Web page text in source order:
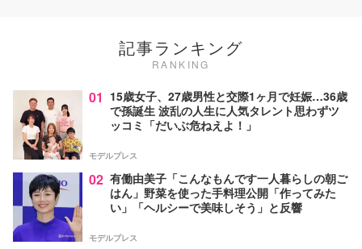
記事ランキング
RANKING
01 15歳女子、27歳男性と交際1ヶ月で妊娠…36歳
で孫誕生 波乱の人生に人気タレント思わずツ
ッコミ「だいぶ危ねえよ！」
モデルプレス
02 有働由美子「こんなもんです一人暮らしの朝ご
はん」野菜を使った手料理公開「作ってみた
い」「ヘルシーで美味しそう」と反響
モデルプレス